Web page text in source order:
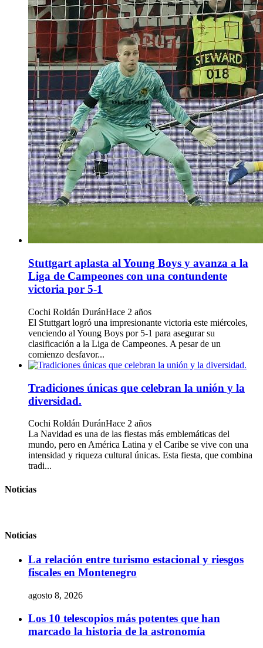
Stuttgart aplasta al Young Boys y avanza a la
Liga de Campeones con una contundente
victoria por 5-1
Cochi Roldán DuránHace 2 años
El Stuttgart logró una impresionante victoria este miércoles,
venciendo al Young Boys por 5-1 para asegurar su
clasificación a la Liga de Campeones. A pesar de un
comienzo desfavor...
Tradiciones únicas que celebran la unión y la
diversidad.
Cochi Roldán DuránHace 2 años
La Navidad es una de las fiestas más emblemáticas del
mundo, pero en América Latina y el Caribe se vive con una
intensidad y riqueza cultural únicas. Esta fiesta, que combina
tradi...
Noticias
Noticias
La relación entre turismo estacional y riesgos
fiscales en Montenegro
agosto 8, 2026
Los 10 telescopios más potentes que han
marcado la historia de la astronomía